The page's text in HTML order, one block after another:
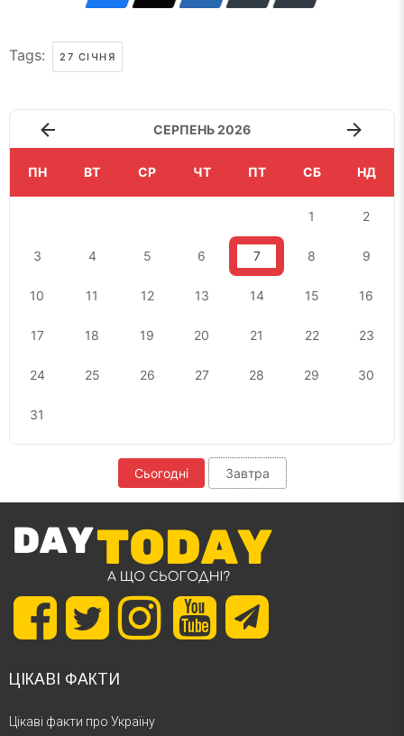
Tags: 27 СІЧНЯ
СЕРПЕНЬ 2026
ПН ВТ СР ЧТ ПТ СБ НД
1 2
3 4 5 6 7 8 9
10 11 12 13 14 15 16
17 18 19 20 21 22 23
24 25 26 27 28 29 30
31
Сьогодні Завтра
ЦІКАВІ ФАКТИ
Цікаві факти про Україну